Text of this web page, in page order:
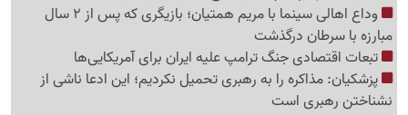
وداع اهالی سینما با مریم همتیان؛ بازیگری که پس از 2 سال
مبارزه با سرطان درگذشت
تبعات اقتصادی جنگ ترامپ علیه ایران برای آمریکایی‌ها
پزشکیان: مذاکره را به رهبری تحمیل نکردیم؛ این ادعا ناشی از
نشناختن رهبری است